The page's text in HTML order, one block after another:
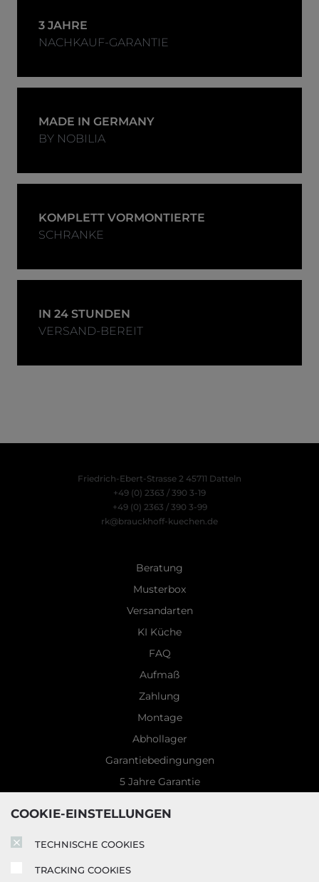
COOKIE-EINSTELLUNGEN
TECHNISCHE COOKIES
TRACKING COOKIES
3 JAHRE
NACHKAUF-GARANTIE
MADE IN GERMANY
BY NOBILIA
KOMPLETT VORMONTIERTE
SCHRANKE
IN 24 STUNDEN
VERSAND-BEREIT
Friedrich-Ebert-Strasse 2 45711 Datteln
+49 (0) 2363 / 390 3-19
+49 (0) 2363 / 390 3-99
rk@brauckhoff-kuechen.de
Beratung
Musterbox
Versandarten
KI Küche
FAQ
Aufmaß
Zahlung
Montage
Abhollager
Garantiebedingungen
5 Jahre Garantie